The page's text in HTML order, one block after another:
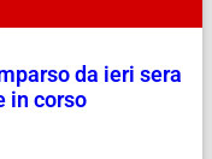
da ieri sera
in corso